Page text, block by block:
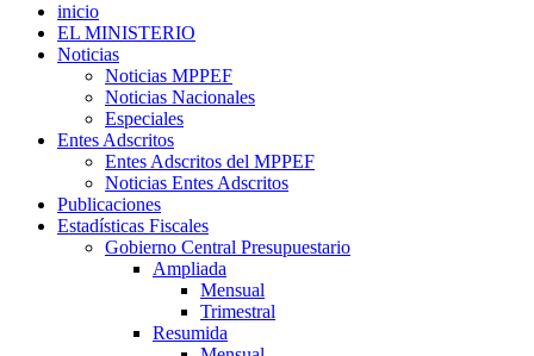
inicio
EL MINISTERIO
Noticias
Noticias MPPEF
Noticias Nacionales
Especiales
Entes Adscritos
Entes Adscritos del MPPEF
Noticias Entes Adscritos
Publicaciones
Estadísticas Fiscales
Gobierno Central Presupuestario
Ampliada
Mensual
Trimestral
Resumida